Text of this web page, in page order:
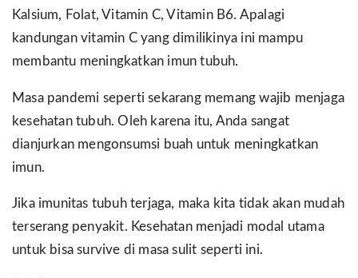
Kalsium, Folat, Vitamin C, Vitamin B6. Apalagi
kandungan vitamin C yang dimilikinya ini mampu
membantu meningkatkan imun tubuh.
Masa pandemi seperti sekarang memang wajib menjaga
kesehatan tubuh. Oleh karena itu, Anda sangat
dianjurkan mengonsumsi buah untuk meningkatkan
imun.
Jika imunitas tubuh terjaga, maka kita tidak akan mudah
terserang penyakit. Kesehatan menjadi modal utama
untuk bisa survive di masa sulit seperti ini.